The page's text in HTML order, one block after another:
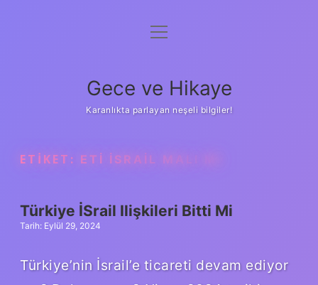
Anasayfa
Yasal Uyarı
menüyü
Gece ve Hikaye
Karanlıkta parlayan neşeli bilgiler!
ETIKET: ETI İSRAIL MALI MI
Türkiye İSrail Ilişkileri Bitti Mi
Tarih: Eylül 29, 2024
Türkiye’nin İsrail’e ticareti devam ediyor